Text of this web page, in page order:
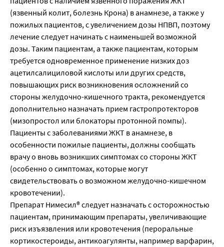
(язвенный колит, болезнь Крона) в анамнезе, а также у
пожилых пациентов, с увеличением дозы НПВП, поэтому
лечение следует начинать с наименьшей возможной
дозы. Таким пациентам, а также пациентам, которым
требуется одновременное применение низких доз
ацетилсалициловой кислоты или других средств,
повышающих риск возникновения осложнений со
стороны желудочно-кишечного тракта, рекомендуется
дополнительно назначать прием гастропротекторов
(мизопростол или блокаторы протонной помпы).
Пациенты с заболеваниями ЖКТ в анамнезе, в
особенности пожилые пациенты, должны сообщать
врачу о вновь возникших симптомах со стороны ЖКТ
(особенно о симптомах, которые могут
свидетельствовать о возможном желудочно-кишечном
кровотечении).
Препарат Нимесил® следует назначать с осторожностью
пациентам, принимающим препараты, увеличивающие
риск изъязвления или кровотечения (пероральные
кортикостероиды, антикоагулянты, например варфарин,